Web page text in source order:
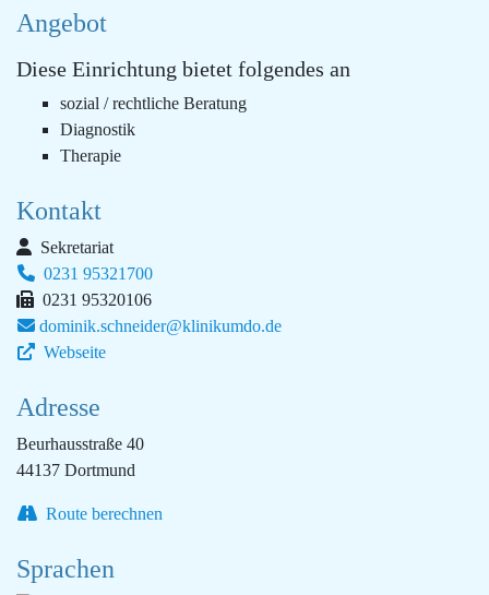
Angebot
Diese Einrichtung bietet folgendes an
sozial / rechtliche Beratung
Diagnostik
Therapie
Kontakt
Sekretariat
0231 95321700
0231 95320106
dominik.schneider@klinikumdo.de
Webseite
Adresse
Beurhausstraße 40
44137 Dortmund
Route berechnen
Sprachen